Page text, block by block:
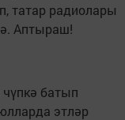
татар радиолары
Аптыраш!
батып
этләр